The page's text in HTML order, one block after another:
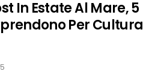
In Estate Al Mare, 5
Per Cultura